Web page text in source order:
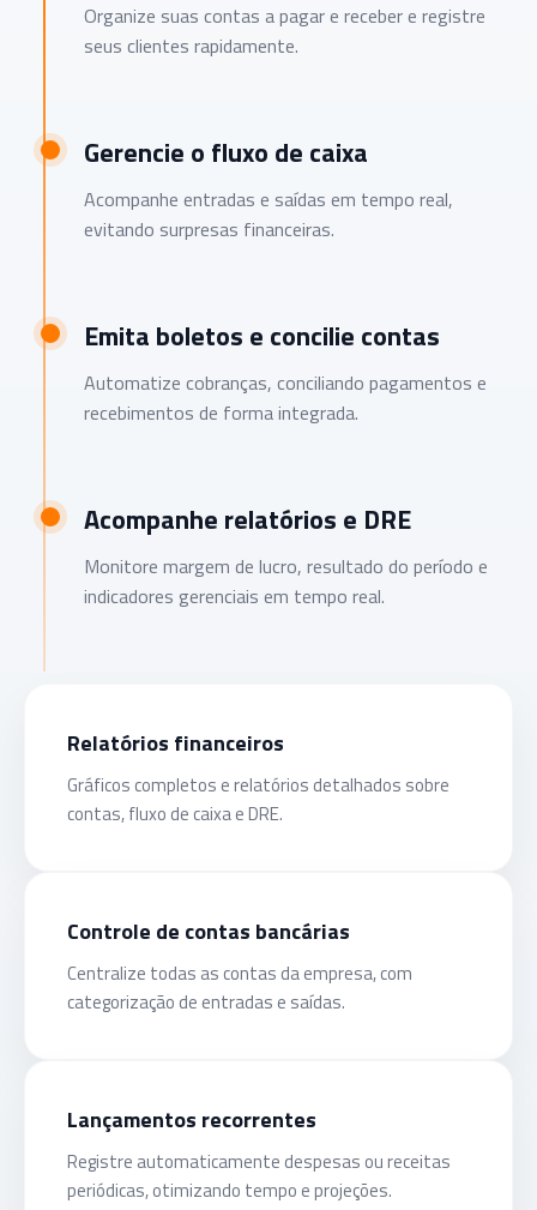
Organize suas contas a pagar e receber e registre
seus clientes rapidamente.
Gerencie o fluxo de caixa
Acompanhe entradas e saídas em tempo real,
evitando surpresas financeiras.
Emita boletos e concilie contas
Automatize cobranças, conciliando pagamentos e
recebimentos de forma integrada.
Acompanhe relatórios e DRE
Monitore margem de lucro, resultado do período e
indicadores gerenciais em tempo real.
Relatórios financeiros
Gráficos completos e relatórios detalhados sobre
contas, fluxo de caixa e DRE.
Controle de contas bancárias
Centralize todas as contas da empresa, com
categorização de entradas e saídas.
Lançamentos recorrentes
Registre automaticamente despesas ou receitas
periódicas, otimizando tempo e projeções.